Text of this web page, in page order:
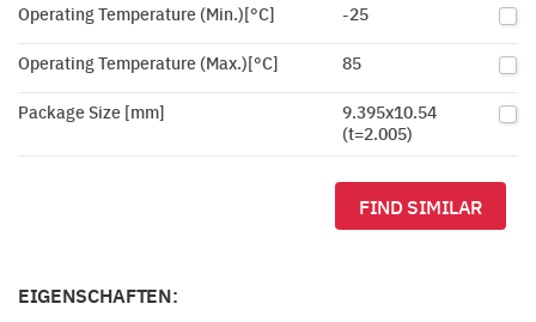
Operating Temperature (Min.)[°C] -25
Operating Temperature (Max.)[°C] 85
Package Size [mm]
9.395x10.54
(t=2.005)
FIND SIMILAR
EIGENSCHAFTEN: